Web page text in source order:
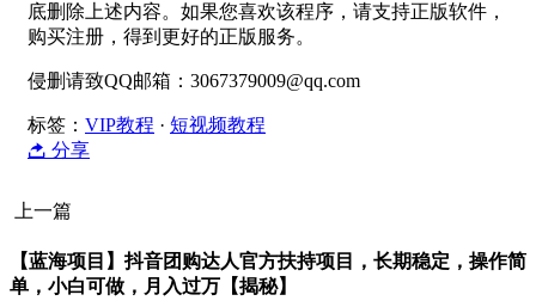
底删除上述内容。如果您喜欢该程序，请支持正版软件，
购买注册，得到更好的正版服务。
侵删请致QQ邮箱：3067379009@qq.com
标签： VIP教程 · 短视频教程
分享
上一篇
【蓝海项目】抖音团购达人官方扶持项目，长期稳定，操作简
单，小白可做，月入过万【揭秘】